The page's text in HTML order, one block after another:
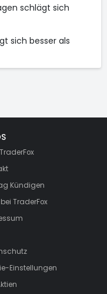
schlägt sich
sich besser als
Kündigen
TraderFox
Einstellungen